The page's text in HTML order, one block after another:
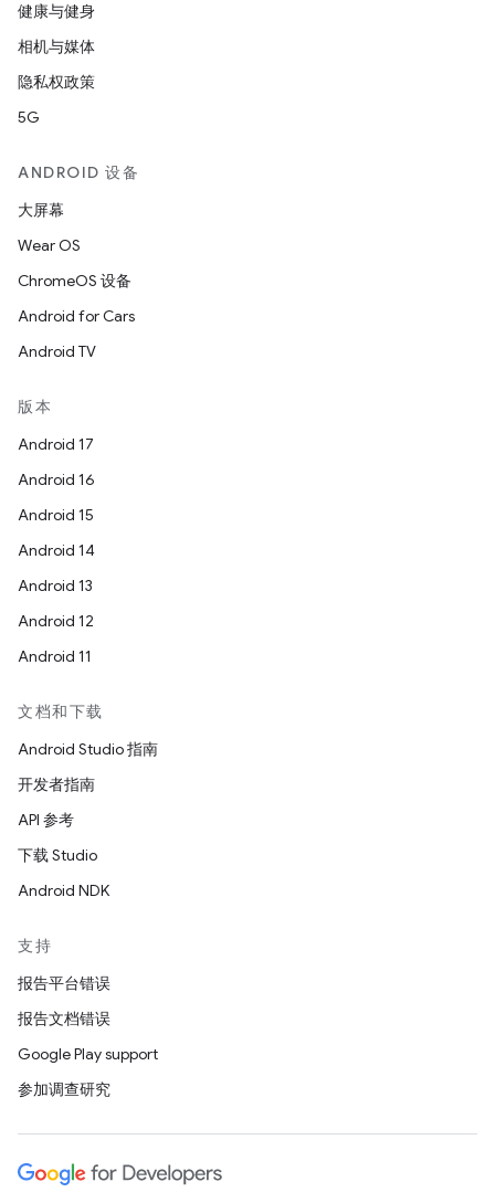
健康与健身
相机与媒体
隐私权政策
5G
ANDROID 设备
大屏幕
Wear OS
ChromeOS 设备
Android for Cars
Android TV
版本
Android 17
Android 16
Android 15
Android 14
Android 13
Android 12
Android 11
文档和下载
Android Studio 指南
开发者指南
API 参考
下载 Studio
Android NDK
支持
报告平台错误
报告文档错误
Google Play support
参加调查研究